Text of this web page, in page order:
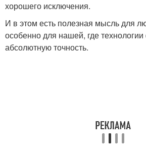
хорошего исключения.
И в этом есть полезная мысль для
особенно для нашей, где
абсолютную точность.